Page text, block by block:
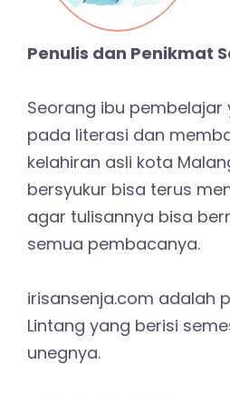
Penulis dan Penikmat
Seorang ibu
pada literasi dan
kelahiran asli kota
bersyukur bisa terus
agar tulisannya bisa
semua pembacanya.
irisansenja.com adalah
Lintang yang berisi
unegnya.